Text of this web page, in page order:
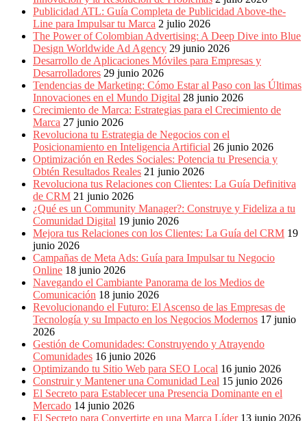
Publicidad ATL: Guía Completa de Publicidad Above-the-
Line para Impulsar tu Marca 2 julio 2026
The Power of Colombian Advertising: A Deep Dive into Blue
Design Worldwide Ad Agency 29 junio 2026
Desarrollo de Aplicaciones Móviles para Empresas y
Desarrolladores 29 junio 2026
Tendencias de Marketing: Cómo Estar al Paso con las Últimas
Innovaciones en el Mundo Digital 28 junio 2026
Crecimiento de Marca: Estrategias para el Crecimiento de
Marca 27 junio 2026
Revoluciona tu Estrategia de Negocios con el
Posicionamiento en Inteligencia Artificial 26 junio 2026
Optimización en Redes Sociales: Potencia tu Presencia y
Obtén Resultados Reales 21 junio 2026
Revoluciona tus Relaciones con Clientes: La Guía Definitiva
de CRM 21 junio 2026
¿Qué es un Community Manager?: Construye y Fideliza a tu
Comunidad Digital 19 junio 2026
Mejora tus Relaciones con los Clientes: La Guía del CRM 19
junio 2026
Campañas de Meta Ads: Guía para Impulsar tu Negocio
Online 18 junio 2026
Navegando el Cambiante Panorama de los Medios de
Comunicación 18 junio 2026
Revolucionando el Futuro: El Ascenso de las Empresas de
Tecnología y su Impacto en los Negocios Modernos 17 junio
2026
Gestión de Comunidades: Construyendo y Atrayendo
Comunidades 16 junio 2026
Optimizando tu Sitio Web para SEO Local 16 junio 2026
Construir y Mantener una Comunidad Leal 15 junio 2026
El Secreto para Establecer una Presencia Dominante en el
Mercado 14 junio 2026
El Secreto para Convertirte en una Marca Líder 13 junio 2026